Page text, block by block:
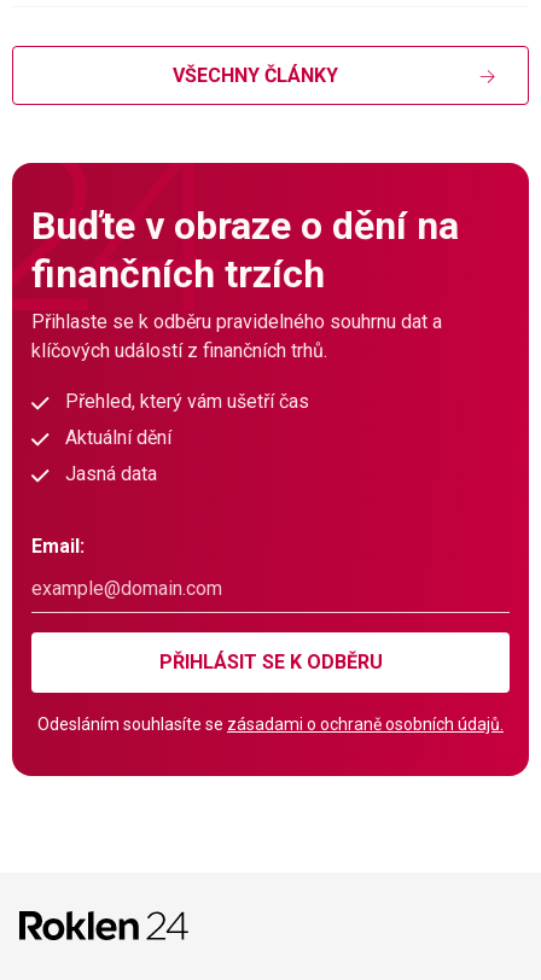
VŠECHNY ČLÁNKY
Buďte v obraze o dění na
finančních trzích
Přihlaste se k odběru pravidelného souhrnu dat a
klíčových událostí z finančních trhů.
Přehled, který vám ušetří čas
Aktuální dění
Jasná data
Email:
PŘIHLÁSIT SE K ODBĚRU
Odesláním souhlasíte se zásadami o ochraně osobních údajů.